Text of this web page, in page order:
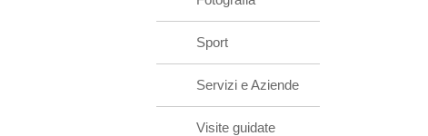
Sport
Servizi e Aziende
Visite guidate